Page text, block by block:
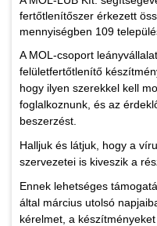
fertőtlenítőszer érkezett
mennyiségben 109
A MOL-csoport
felületfertőtlenítő
hogy ilyen szerekkel kell
foglalkoznunk, és az
beszerzést.
Halljuk és látjuk, hogy a
szervezetei is kiveszik a
Ennek lehetséges
által március utolsó
kérelmet, a